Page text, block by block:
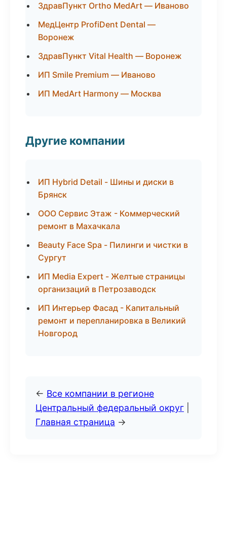
ЗдравПункт Ortho MedArt — Иваново
МедЦентр ProfiDent Dental —
Воронеж
ЗдравПункт Vital Health — Воронеж
ИП Smile Premium — Иваново
ИП MedArt Harmony — Москва
Другие компании
ИП Hybrid Detail - Шины и диски в
Брянск
ООО Сервис Этаж - Коммерческий
ремонт в Махачкала
Beauty Face Spa - Пилинги и чистки в
Сургут
ИП Media Expert - Желтые страницы
организаций в Петрозаводск
ИП Интерьер Фасад - Капитальный
ремонт и перепланировка в Великий
Новгород
← Все компании в регионе
Центральный федеральный округ
Главная страница →